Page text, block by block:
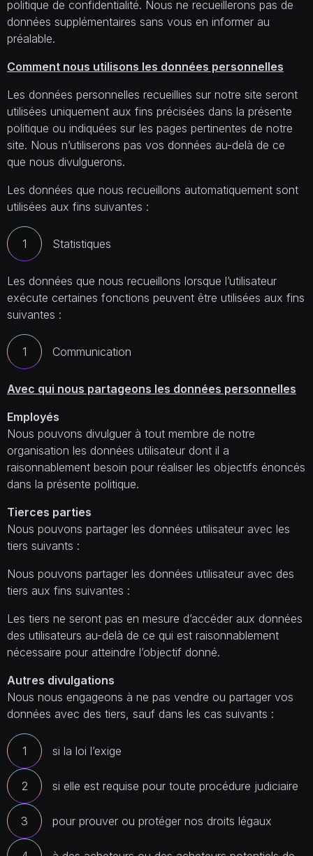
politique de confidentialité. Nous ne recueillerons pas de
données supplémentaires sans vous en informer au
préalable.
Comment nous utilisons les données personnelles
Les données personnelles recueillies sur notre site seront
utilisées uniquement aux fins précisées dans la présente
politique ou indiquées sur les pages pertinentes de notre
site. Nous n’utiliserons pas vos données au-delà de ce
que nous divulguerons.
Les données que nous recueillons automatiquement sont
utilisées aux fins suivantes :
Statistiques
Les données que nous recueillons lorsque l’utilisateur
exécute certaines fonctions peuvent être utilisées aux fins
suivantes :
Communication
Avec qui nous partageons les données personnelles
Employés
Nous pouvons divulguer à tout membre de notre
organisation les données utilisateur dont il a
raisonnablement besoin pour réaliser les objectifs énoncés
dans la présente politique.
Tierces parties
Nous pouvons partager les données utilisateur avec les
tiers suivants :
Nous pouvons partager les données utilisateur avec des
tiers aux fins suivantes :
Les tiers ne seront pas en mesure d’accéder aux données
des utilisateurs au-delà de ce qui est raisonnablement
nécessaire pour atteindre l’objectif donné.
Autres divulgations
Nous nous engageons à ne pas vendre ou partager vos
données avec des tiers, sauf dans les cas suivants :
si la loi l’exige
si elle est requise pour toute procédure judiciaire
pour prouver ou protéger nos droits légaux